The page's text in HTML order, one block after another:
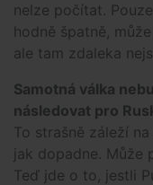
nelze počítat.
hodně špatně,
ale tam zdaleka
Samotná válka
následovat pro
To strašně záleží
jak dopadne. Může
Teď jde o to, jestli